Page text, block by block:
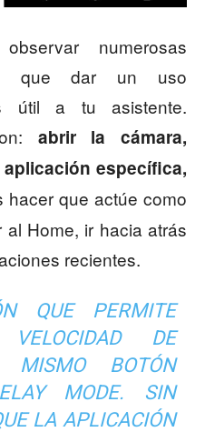
numerosas
que dar un uso
útil a tu asistente.
abrir la cámara,
específica,
hacer que actúe como
Home, ir hacia atrás
recientes.
QUE PERMITE
DE
MISMO BOTÓN
MODE. SIN
LA APLICACIÓN